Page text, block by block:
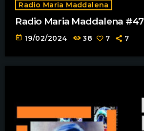
Radio Maria Maddalena
Radio Maria Maddalena #47
today 19/02/2024 38 7 7